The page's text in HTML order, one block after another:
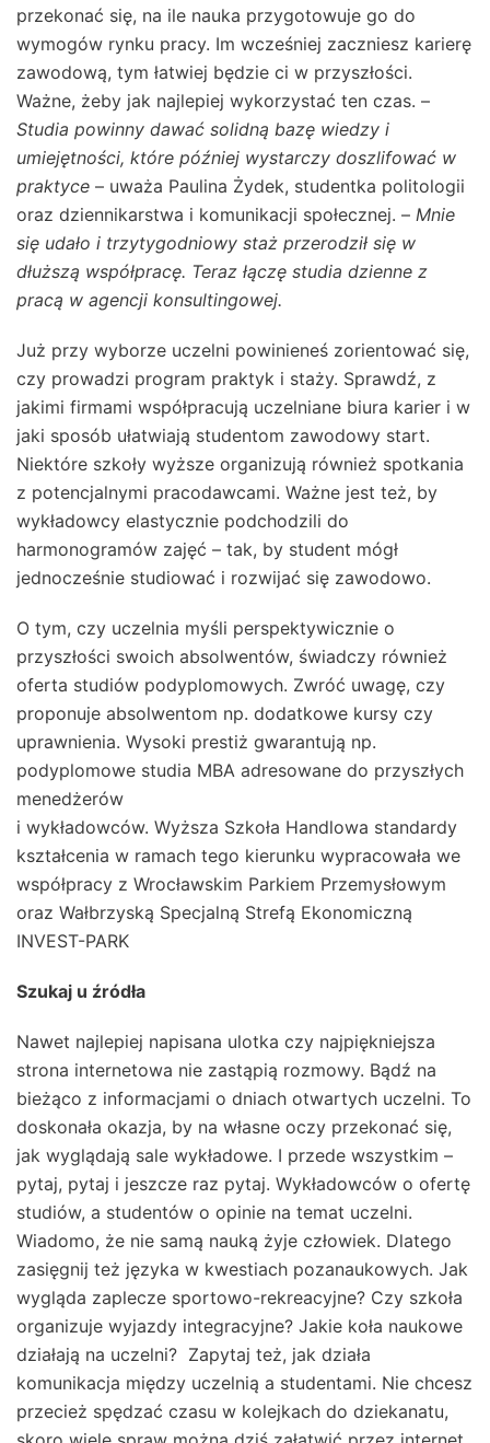
przekonać się, na ile nauka przygotowuje go do
wymogów rynku pracy. Im wcześniej zaczniesz karierę
zawodową, tym łatwiej będzie ci w przyszłości.
Ważne, żeby jak najlepiej wykorzystać ten czas. –
Studia powinny dawać solidną bazę wiedzy i
umiejętności, które później wystarczy doszlifować w
praktyce – uważa Paulina Żydek, studentka politologii
oraz dziennikarstwa i komunikacji społecznej. – Mnie
się udało i trzytygodniowy staż przerodził się w
dłuższą współpracę. Teraz łączę studia dzienne z
pracą w agencji konsultingowej.
Już przy wyborze uczelni powinieneś zorientować się,
czy prowadzi program praktyk i staży. Sprawdź, z
jakimi firmami współpracują uczelniane biura karier i w
jaki sposób ułatwiają studentom zawodowy start.
Niektóre szkoły wyższe organizują również spotkania
z potencjalnymi pracodawcami. Ważne jest też, by
wykładowcy elastycznie podchodzili do
harmonogramów zajęć – tak, by student mógł
jednocześnie studiować i rozwijać się zawodowo.
O tym, czy uczelnia myśli perspektywicznie o
przyszłości swoich absolwentów, świadczy również
oferta studiów podyplomowych. Zwróć uwagę, czy
proponuje absolwentom np. dodatkowe kursy czy
uprawnienia. Wysoki prestiż gwarantują np.
podyplomowe studia MBA adresowane do przyszłych
menedżerów
i wykładowców. Wyższa Szkoła Handlowa standardy
kształcenia w ramach tego kierunku wypracowała we
współpracy z Wrocławskim Parkiem Przemysłowym
oraz Wałbrzyską Specjalną Strefą Ekonomiczną
INVEST-PARK
Szukaj u źródła
Nawet najlepiej napisana ulotka czy najpiękniejsza
strona internetowa nie zastąpią rozmowy. Bądź na
bieżąco z informacjami o dniach otwartych uczelni. To
doskonała okazja, by na własne oczy przekonać się,
jak wyglądają sale wykładowe. I przede wszystkim –
pytaj, pytaj i jeszcze raz pytaj. Wykładowców o ofertę
studiów, a studentów o opinie na temat uczelni.
Wiadomo, że nie samą nauką żyje człowiek. Dlatego
zasięgnij też języka w kwestiach pozanaukowych. Jak
wygląda zaplecze sportowo-rekreacyjne? Czy szkoła
organizuje wyjazdy integracyjne? Jakie koła naukowe
działają na uczelni? Zapytaj też, jak działa
komunikacja między uczelnią a studentami. Nie chcesz
przecież spędzać czasu w kolejkach do dziekanatu,